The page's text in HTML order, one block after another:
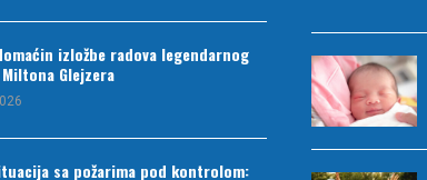
izložbe radova legendarnog
Glejzera
sa požarima pod kontrolom: